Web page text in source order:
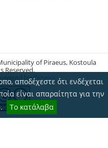
αποδέχεστε ότι ενδέχεται
είναι απαραίτητα για την
Το κατάλαβα
of Piraeus, Kostoula
Reserved.
by Omeka